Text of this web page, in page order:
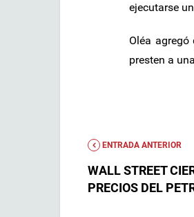
ejecutarse
Oléa
presten a
ENTRADA ANTERIOR
WALL STREET
PRECIOS DEL